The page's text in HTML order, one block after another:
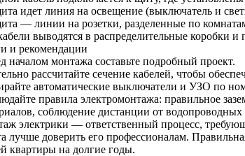
идет линия на освещение (выключатель и
— линии на розетки, разделенные по
выводятся в распределительные коробки
и рекомендации
началом монтажа составьте подробный проект.
рассчитайте сечение кабелей, чтобы
автоматические выключатели и УЗО по
правила электромонтажа: правильное
соблюдение дистанции от водопроводных
электрики — ответственный процесс,
лучше доверить его профессионалам.
квартиры на долгие годы.